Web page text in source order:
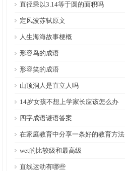
直径乘以3.14等于圆的面积吗
定风波苏轼原文
人生海海故事梗概
形容鸟的成语
形容笑的成语
山顶洞人是直立人吗
14岁女孩不想上学家长应该怎么办
四字成语谜语答案
在家庭教育中分享一条好的教育方法
wet的比较级和最高级
直线运动有哪些